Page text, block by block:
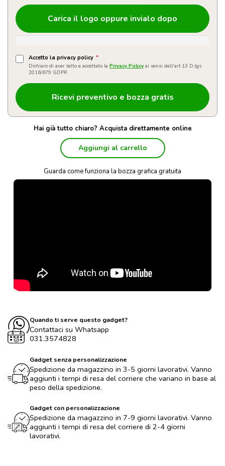
Carica il logo oppure invialo dopo
Accetto la privacy policy *
Dichiaro di aver letto e accettato la Privacy Policy ai sensi dell'art.13 D.lgs
2016/679 GDPR
Hai già tutto chiaro? Acquista direttamente online
Aggiungi al carrello
Guarda come funziona la bozza grafica gratuita
Quando ti serve questo gadget?
Contattaci su Whatsapp
031.3574828
Gadget senza personalizzazione
Spedizione da magazzino in 3-5 giorni lavorativi. Vanno
aggiunti i tempi di resa del corriere che variano in base al
peso della spedizione.
Gadget con personalizzazione
Spedizione da magazzino in 7-9 giorni lavorativi. Vanno
aggiunti i tempi di resa del corriere di 2-4 giorni
lavorativi.